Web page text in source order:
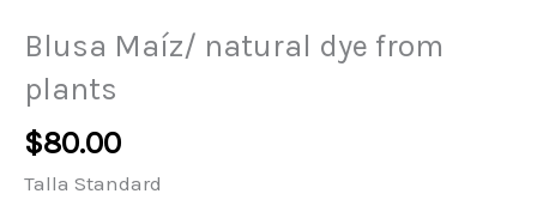
Blusa Maíz/ natural dye from
plants
$80.00
Talla Standard